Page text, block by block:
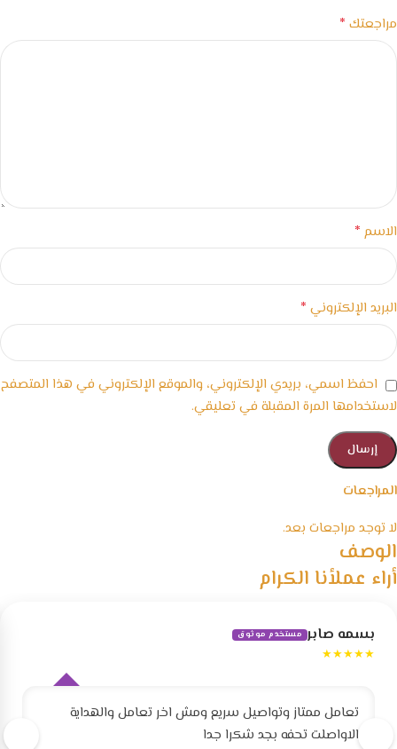
المراجعات
لا توجد مراجعات بعد.
مراجعتك *
الاسم *
البريد الإلكتروني *
احفظ اسمي، بريدي الإلكتروني، والموقع الإلكتروني في هذا المتصفح
لاستخدامها المرة المقبلة في تعليقي.
الوصف
أراء عملأنا الكرام
بسمه صابر مستخدم موثوق
★★★★★
تعامل ممتاز وتواصيل سريع ومش اخر تعامل والهداية
الاواصلت تحفه بجد شكرا جدا